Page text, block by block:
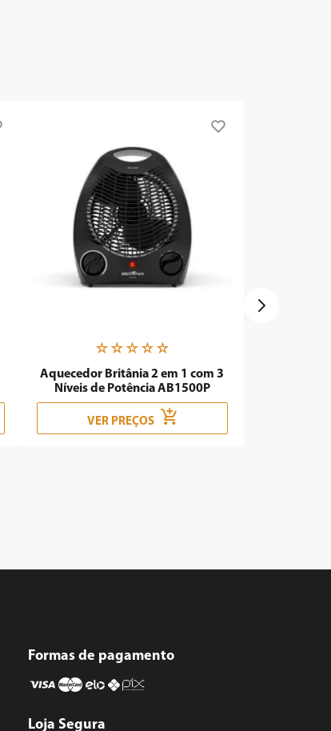
☆ ☆ ☆ ☆ ☆
Aquecedor Britânia 2 em 1 com 3
Níveis de Potência AB1500P
VER PREÇOS
Formas de pagamento
Loja Segura